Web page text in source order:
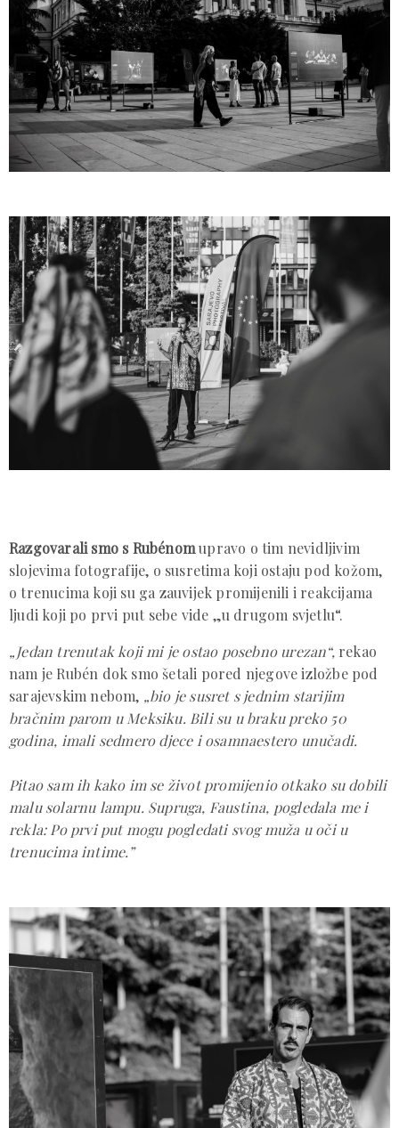
Razgovarali smo s Rubénomupravo o tim nevidljivim
slojevima fotografije, o susretima koji ostaju pod kožom,
o trenucima koji su ga zauvijek promijenili i reakcijama
ljudi koji po prvi put sebe vide „u drugom svjetlu“.
„Jedan trenutak koji mi je ostao posebno urezan“,rekao
nam je Rubén dok smo šetali pored njegove izložbe pod
sarajevskim nebom, „bio je susret s jednim starijim
bračnim parom u Meksiku. Bili su u braku preko 50
godina, imali sedmero djece i osamnaestero unučadi.
Pitao sam ih kako im se život promijenio otkako su dobili
malu solarnu lampu. Supruga, Faustina, pogledala me i
rekla: Po prvi put mogu pogledati svog muža u oči u
trenucima intime.”